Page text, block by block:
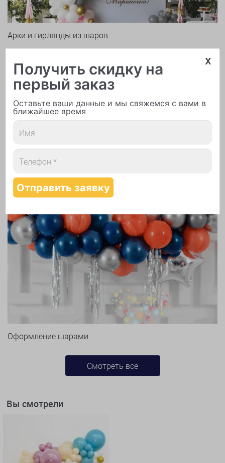
Арки и гирлянды из шаров
Надутие шаров гелием
Оформление шарами
Смотреть все
Вы смотрели
x
Получить скидку на
первый заказ
Оставьте ваши данные и мы свяжемся с вами в
ближайшее время